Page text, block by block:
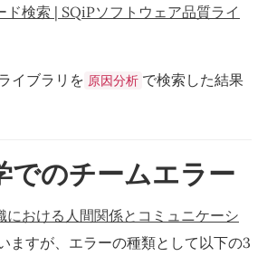
ド検索 | SQiPソフトウェア品質ライ
イブラリを 原因分析 で検索した結果
でのチームエラー
における人間関係とコミュニケーシ
ますが、エラーの種類として以下の3